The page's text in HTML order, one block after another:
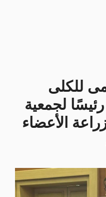
للكلى
لجمعية
الأعضاء